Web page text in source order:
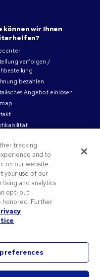
können wir Ihnen
verfolgen /
bezahlen
Angebot einlösen
Pens.com und das entsprechende
tracking
and to
on our website.
your use of our
and analytics
opt-out
honored. Further
preferences